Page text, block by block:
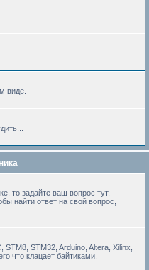
виде.
то задайте ваш вопрос тут.
найти ответ на свой вопрос,
STM8, STM32, Arduino, Altera, Xilinx,
что клацает байтиками.